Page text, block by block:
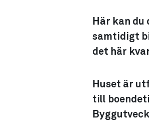
Här kan du
samtidigt
det här
Huset är
till